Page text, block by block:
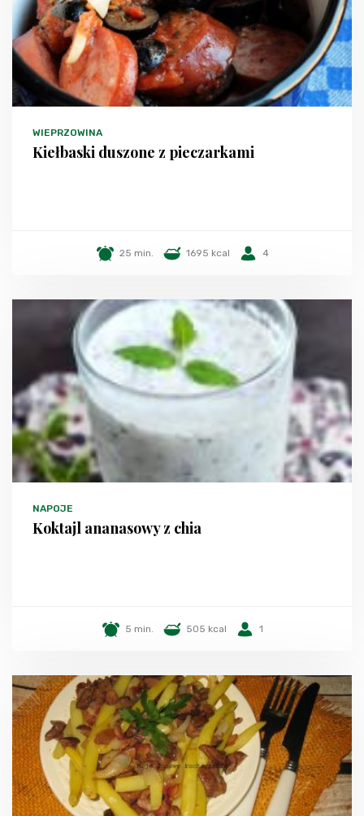
WIEPRZOWINA
Kiełbaski duszone z pieczarkami
25 min. 1695 kcal 4
NAPOJE
Koktajl ananasowy z chia
5 min. 505 kcal 1